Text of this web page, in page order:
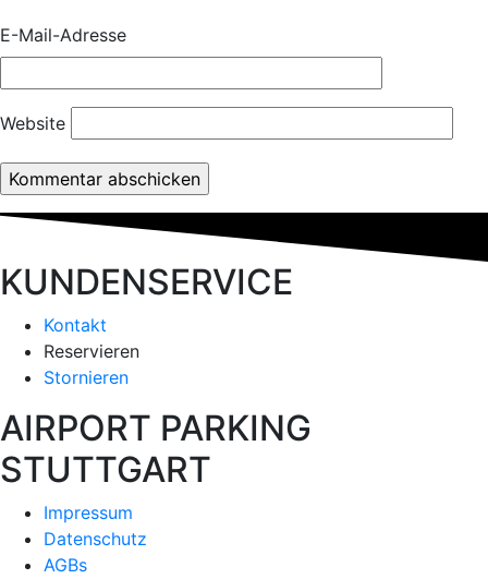
E-Mail-Adresse
Website
KUNDENSERVICE
Kontakt
Reservieren
Stornieren
AIRPORT PARKING
STUTTGART
Impressum
Datenschutz
AGBs